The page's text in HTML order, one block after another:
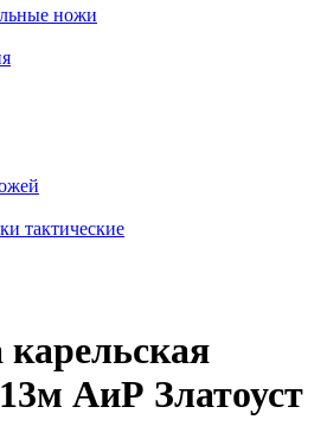
ножи
тактические
АиР Златоуст